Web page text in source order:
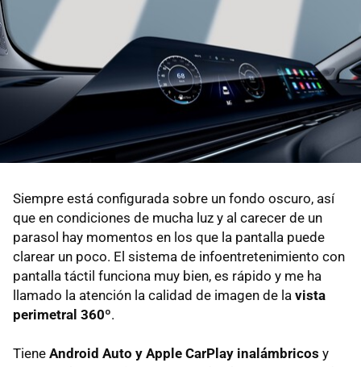
Siempre está configurada sobre un fondo oscuro, así
que en condiciones de mucha luz y al carecer de un
parasol hay momentos en los que la pantalla puede
clarear un poco. El sistema de infoentretenimiento con
pantalla táctil funciona muy bien, es rápido y me ha
llamado la atención la calidad de imagen de la vista
perimetral 360º.
Tiene Android Auto y Apple CarPlay inalámbricos y